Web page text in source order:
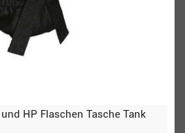
HP Flaschen Tasche Tank